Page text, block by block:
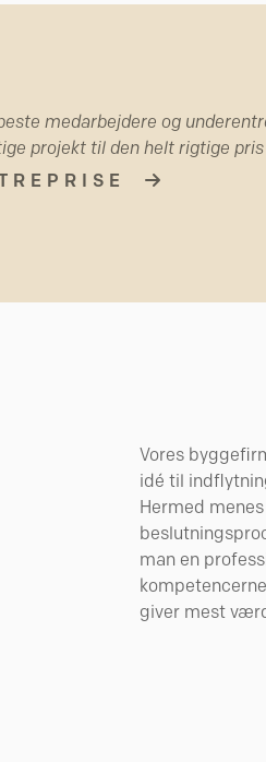
medarbejdere og
projekt til den helt rigtige
Vores
idé til
Hermed
man en
giver mest